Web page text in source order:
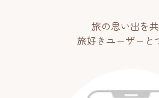
旅の思い出を共
旅好きユーザーと